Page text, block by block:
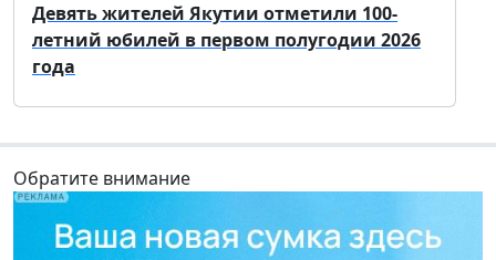
Девять жителей Якутии отметили 100-
летний юбилей в первом полугодии 2026
года
Обратите внимание